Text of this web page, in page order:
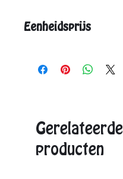
Eenheidsprijs
Vanaf 10 stuks: € 7,50
Gerelateerde
producten